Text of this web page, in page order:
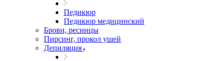
Педикюр
Педикюр медицинский
Брови, ресницы
Пирсинг, прокол ушей
Депиляция